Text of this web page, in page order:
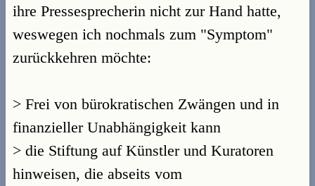
ihre Pressesprecherin nicht zur Hand hatte,
weswegen ich nochmals zum "Symptom"
zurückkehren möchte:
> Frei von bürokratischen Zwängen und in
finanzieller Unabhängigkeit kann
> die Stiftung auf Künstler und Kuratoren
hinweisen, die abseits vom